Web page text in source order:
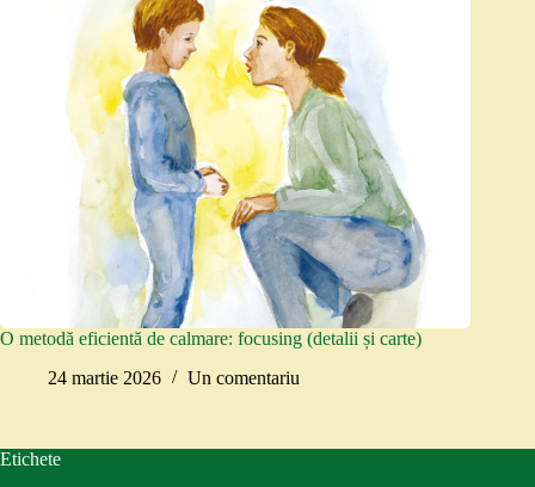
O metodă eficientă de calmare: focusing (detalii și carte)
24 martie 2026
Un comentariu
Etichete